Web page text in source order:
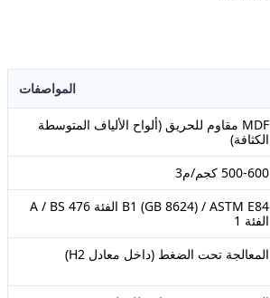
المواصفات
MDF مقاوم للحريق (ألواح الألياف المتوسطة
الكثافة)
500-600 كجم/م3
B1 (GB 8624) / ASTM E84 الفئة A / BS 476
الفئة 1
المعالجة تحت الضغط (داخل معادل H2)